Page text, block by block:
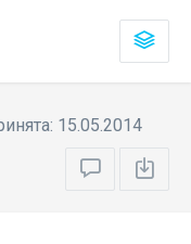
15.05.2014